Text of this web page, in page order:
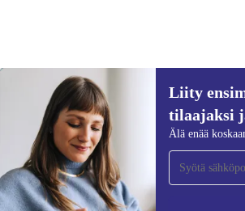
47,99 €269 €
Liity
tilaajaksi
Älä enää
Liity ensimmäistä
tilaajaksi ja säästä 15
Älä missaa enää yhtäkään